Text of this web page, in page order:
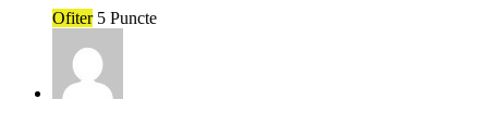
Ofiter 5 Puncte